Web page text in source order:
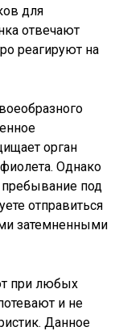
для
отвечают
реагируют на
орган
Однако
пребывание под
отправиться
затемненными
при любых
и не
Данное